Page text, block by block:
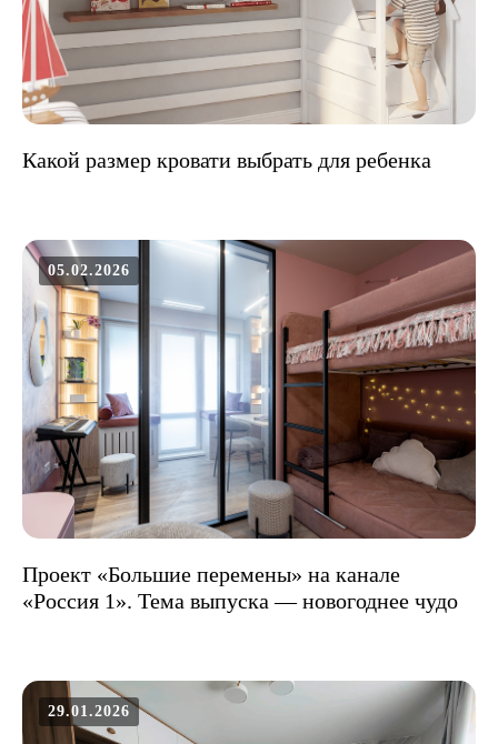
Какой размер кровати выбрать для ребенка
05.02.2026
Проект «Большие перемены» на канале
«Россия 1». Тема выпуска — новогоднее чудо
29.01.2026